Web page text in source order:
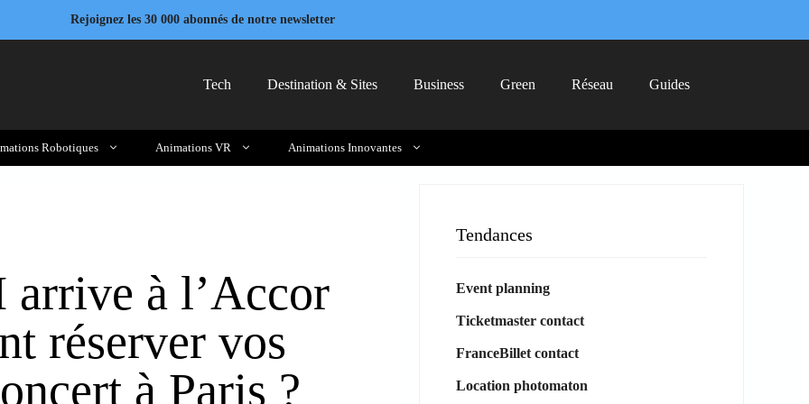
Rejoignez les 30 000 abonnés de notre newsletter
Tech Destination & Sites Business Green Réseau Guides
Robotiques Animations VR Animations Innovantes
à l’Accor
réserver vos
à Paris ?
Tendances
Event planning
Ticketmaster contact
FranceBillet contact
Location photomaton